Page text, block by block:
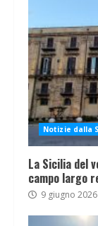
Notizie dalla
La Sicilia del
campo largo
9 giugno 2026